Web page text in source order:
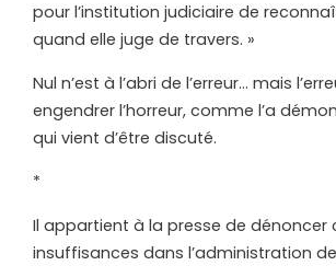
pour l’institution judiciaire de
quand elle juge de travers. »
Nul n’est à l’abri de l’erreur… mais
engendrer l’horreur, comme l’a
qui vient d’être discuté.
*
Il appartient à la presse de dénoncer
insuffisances dans l’administration